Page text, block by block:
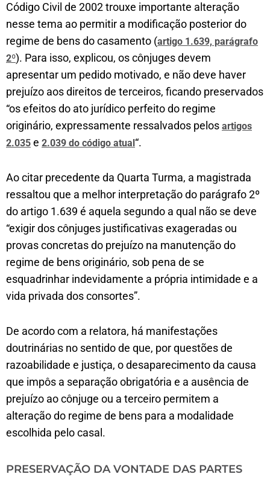
Código Civil de 2002 trouxe importante alteração
nesse tema ao permitir a modificação posterior do
regime de bens do casamento (artigo 1.639, parágrafo
2º). Para isso, explicou, os cônjuges devem
apresentar um pedido motivado, e não deve haver
prejuízo aos direitos de terceiros, ficando preservados
“os efeitos do ato jurídico perfeito do regime
originário, expressamente ressalvados pelos artigos
2.035 e 2.039 do código atual“.
Ao citar precedente da Quarta Turma, a magistrada
ressaltou que a melhor interpretação do parágrafo 2º
do artigo 1.639 é aquela segundo a qual não se deve
“exigir dos cônjuges justificativas exageradas ou
provas concretas do prejuízo na manutenção do
regime de bens originário, sob pena de se
esquadrinhar indevidamente a própria intimidade e a
vida privada dos consortes”.
De acordo com a relatora, há manifestações
doutrinárias no sentido de que, por questões de
razoabilidade e justiça, o desaparecimento da causa
que impôs a separação obrigatória e a ausência de
prejuízo ao cônjuge ou a terceiro permitem a
alteração do regime de bens para a modalidade
escolhida pelo casal.
PRESERVAÇÃO DA VONTADE DAS PARTES